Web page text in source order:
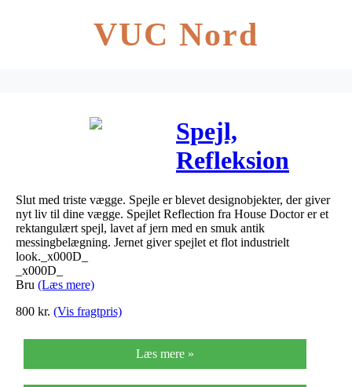
VUC Nord
Spejl,
Refleksion
(55x25x4 cm) /
messing
Slut med triste vægge. Spejle er blevet designobjekter, der giver
nyt liv til dine vægge. Spejlet Reflection fra House Doctor er et
rektangulært spejl, lavet af jern med en smuk antik
messingbelægning. Jernet giver spejlet et flot industrielt
look._x000D_
_x000D_
Bru (Læs mere)
800 kr. (Vis fragtpris)
Læs mere »